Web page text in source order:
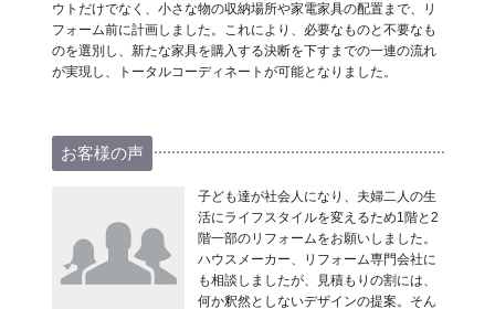
ウトだけでなく、小さな物の収納場所や家電家具の配置まで、リ
フォーム前に計画しました。これにより、必要なものと不要なも
のを選別し、新たな家具を購入する決断を下すまでの一連の流れ
が実現し、トータルコーディネートが可能となりました。
お客様の声
子ども達が社会人になり、夫婦二人の生
活にライフスタイルを変えるため1階と2
階一部のリフォームをお願いしました。
ハウスメーカー、リフォーム専門会社に
も相談しましたが、見積もりの割には、
何か釈然としないデザインの提案。そん